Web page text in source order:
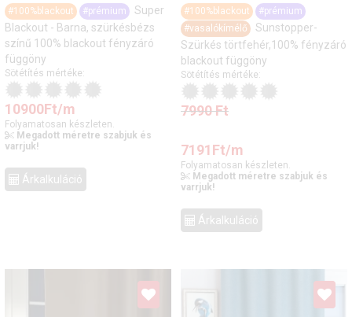
#100%blackout #prémium
Super
Blackout - Barna, szürkésbézs
színű 100% blackout fényzáró
függöny
Sötétítés mértéke:
10900Ft/m
Folyamatosan készleten.
Megadott méretre szabjuk és
varrjuk!
Árkalkuláció
#100%blackout
#prémium
#vasalókímélő
Sunstopper-
Szürkés törtfehér,100% fényzáró
blackout függöny
Sötétítés mértéke:
7990Ft
7191Ft/m
Folyamatosan készleten.
Megadott méretre szabjuk és
varrjuk!
Árkalkuláció